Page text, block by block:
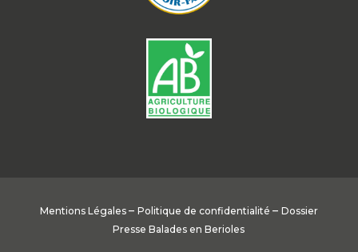
Mentions Légales – Politique de confidentialité – Dossier
Presse Balades en Berioles